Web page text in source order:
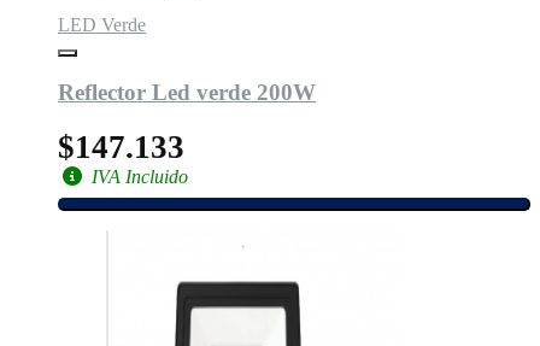
LED Verde
Reflector Led verde 200W
$147.133
IVA Incluido